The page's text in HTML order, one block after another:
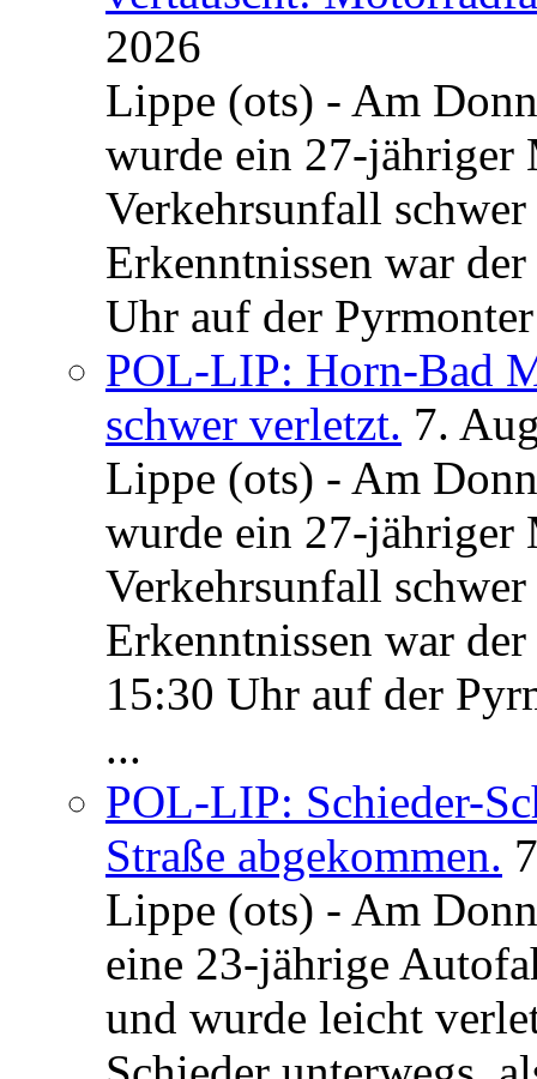
2026
Lippe (ots) - Am
wurde ein 27-jähriger
Verkehrsunfall
Erkenntnissen war
Uhr auf der
POL-LIP: Horn-Bad
schwer verletzt. 7.
Lippe (ots) - Am
wurde ein 27-jähriger
Verkehrsunfall
Erkenntnissen war
15:30 Uhr auf der
...
POL-LIP: Schieder-
Straße abgekommen.
Lippe (ots) - Am
eine 23-jährige
und wurde leicht